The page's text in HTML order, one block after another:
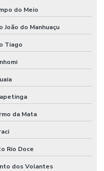
do Meio
João do Manhuaçu
Tiago
da Mata
Rio Doce
dos Volantes